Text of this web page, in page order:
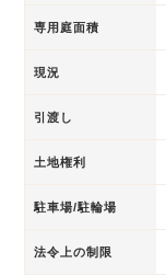
専用庭面積
現況
引渡し
土地権利
駐車場/駐輪場
法令上の制限